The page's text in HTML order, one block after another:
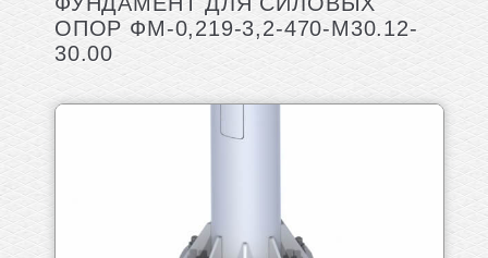
ОПОР ФМ-0,219-3,2-470-М30.12-
30.00